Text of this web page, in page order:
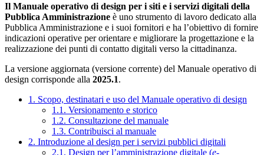
Il Manuale operativo di design per i siti e i servizi digitali della
Pubblica Amministrazione è uno strumento di lavoro dedicato alla
Pubblica Amministrazione e i suoi fornitori e ha l’obiettivo di fornire
indicazioni operative per orientare e migliorare la progettazione e la
realizzazione dei punti di contatto digitali verso la cittadinanza.
La versione aggiornata (versione corrente) del Manuale operativo di
design corrisponde alla 2025.1.
1. Scopo, destinatari e uso del Manuale operativo di design
1.1. Versionamento e storico
1.2. Consultazione del manuale
1.3. Contribuisci al manuale
2. Introduzione al design per i servizi pubblici digitali
2.1. Design per l’amministrazione digitale (e-